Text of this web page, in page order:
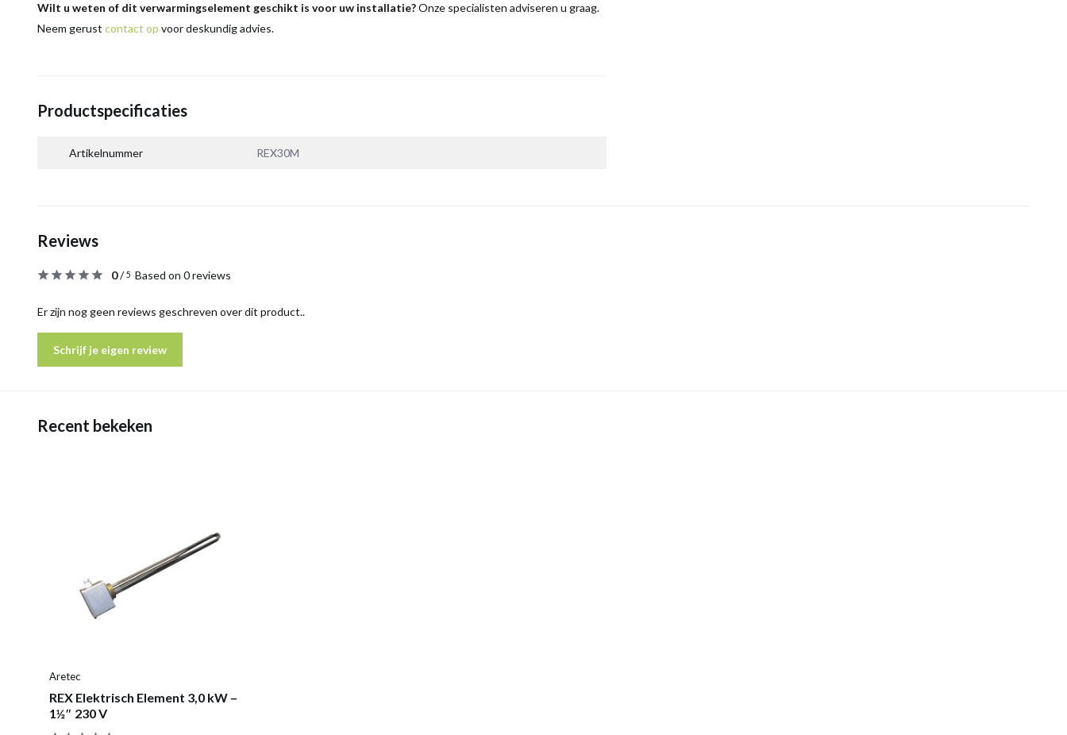
Wilt u weten of dit verwarmingselement geschikt is voor uw installatie?Onze specialisten adviseren u graag.
Neem gerust contact op voor deskundig advies.
Productspecificaties
Artikelnummer REX30M
Reviews
0/5 Based on 0 reviews
Er zijn nog geen reviews geschreven over dit product..
Schrijf je eigen review
Recent bekeken
Aretec
REX Elektrisch Element 3,0 kW –
1½″ 230 V